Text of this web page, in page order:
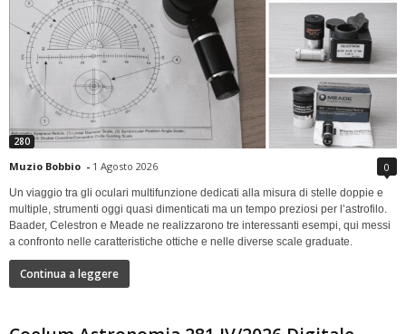
280
Muzio Bobbio - 1 Agosto 2026 0
Un viaggio tra gli oculari multifunzione dedicati alla misura di stelle doppie e
multiple, strumenti oggi quasi dimenticati ma un tempo preziosi per l’astrofilo.
Baader, Celestron e Meade ne realizzarono tre interessanti esempi, qui messi
a confronto nelle caratteristiche ottiche e nelle diverse scale graduate.
Continua a leggere